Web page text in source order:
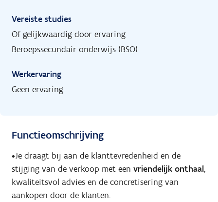
Vereiste studies
Of gelijkwaardig door ervaring
Beroepssecundair onderwijs (BSO)
Werkervaring
Geen ervaring
Functieomschrijving
•Je draagt bij aan de klanttevredenheid en de
stijging van de verkoop met een vriendelijk onthaal,
kwaliteitsvol advies en de concretisering van
aankopen door de klanten.